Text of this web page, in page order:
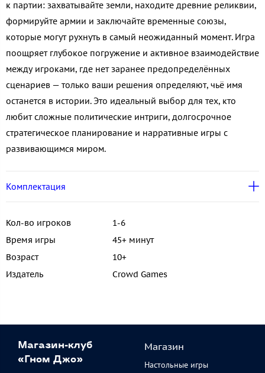
к партии: захватывайте земли, находите древние реликвии,
формируйте армии и заключайте временные союзы,
которые могут рухнуть в самый неожиданный момент. Игра
поощряет глубокое погружение и активное взаимодействие
между игроками, где нет заранее предопределённых
сценариев — только ваши решения определяют, чьё имя
останется в истории. Это идеальный выбор для тех, кто
любит сложные политические интриги, долгосрочное
стратегическое планирование и нарративные игры с
развивающимся миром.
Комплектация
Кол-во игроков
1-6
Время игры
45+ минут
Возраст
10+
Издатель
Crowd Games
Магазин-клуб
«Гном Джо»
Магазин
Настольные игры